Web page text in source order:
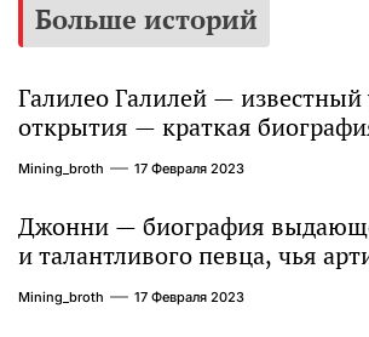
Больше историй
Галилео Галилей —
открытия — краткая
достижения и вклад в науку
Mining_broth 17 Февраля 2023
Джонни — биография
и талантливого певца, чья
захватывает миллионы сердец
Mining_broth 17 Февраля 2023